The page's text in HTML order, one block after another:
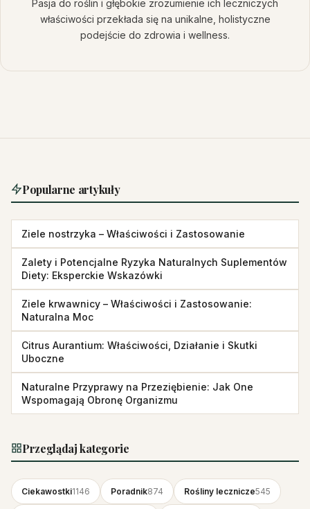
Pasja do roślin i głębokie zrozumienie ich leczniczych
właściwości przekłada się na unikalne, holistyczne
podejście do zdrowia i wellness.
Popularne artykuły
Ziele nostrzyka – Właściwości i Zastosowanie
Zalety i Potencjalne Ryzyka Naturalnych Suplementów
Diety: Eksperckie Wskazówki
Ziele krwawnicy – Właściwości i Zastosowanie:
Naturalna Moc
Citrus Aurantium: Właściwości, Działanie i Skutki
Uboczne
Naturalne Przyprawy na Przeziębienie: Jak One
Wspomagają Obronę Organizmu
Przeglądaj kategorie
Ciekawostki1146 Poradnik874 Rośliny lecznicze545